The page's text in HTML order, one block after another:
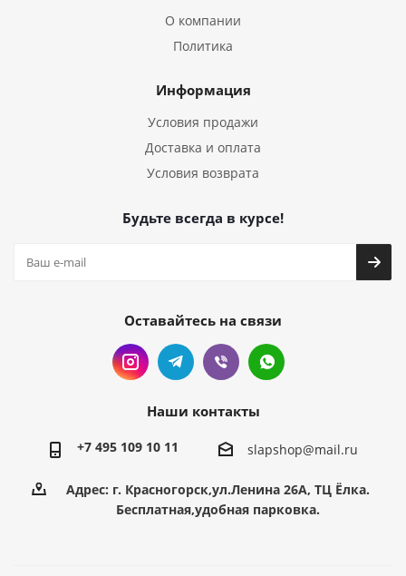
О компании
Политика
Информация
Условия продажи
Доставка и оплата
Условия возврата
Будьте всегда в курсе!
Оставайтесь на связи
Наши контакты
+7 495 109 10 11 slapshop@mail.ru
Адрес: г. Красногорск,ул.Ленина 26А, ТЦ Ёлка.
Бесплатная,удобная парковка.